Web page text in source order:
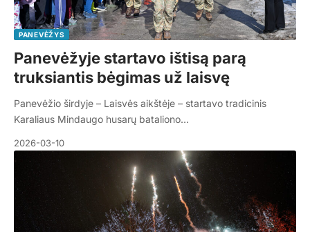
PANEVĖŽYS
Panevėžyje startavo ištisą parą
truksiantis bėgimas už laisvę
Panevėžio širdyje – Laisvės aikštėje – startavo tradicinis
Karaliaus Mindaugo husarų bataliono…
2026-03-10